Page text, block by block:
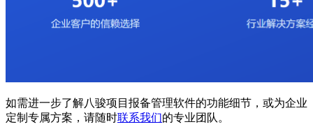
如需进一步了解八骏项目报备管理软件的功能细节，或为企业
定制专属方案，请随时联系我们的专业团队。